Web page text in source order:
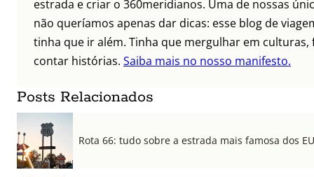
estrada e criar o 360meridianos. Uma de nossas
não queríamos apenas dar dicas: esse blog de
tinha que ir além. Tinha que mergulhar em culturas,
contar histórias. Saiba mais no nosso manifesto.
Posts Relacionados
Rota 66: tudo sobre a estrada mais famosa dos